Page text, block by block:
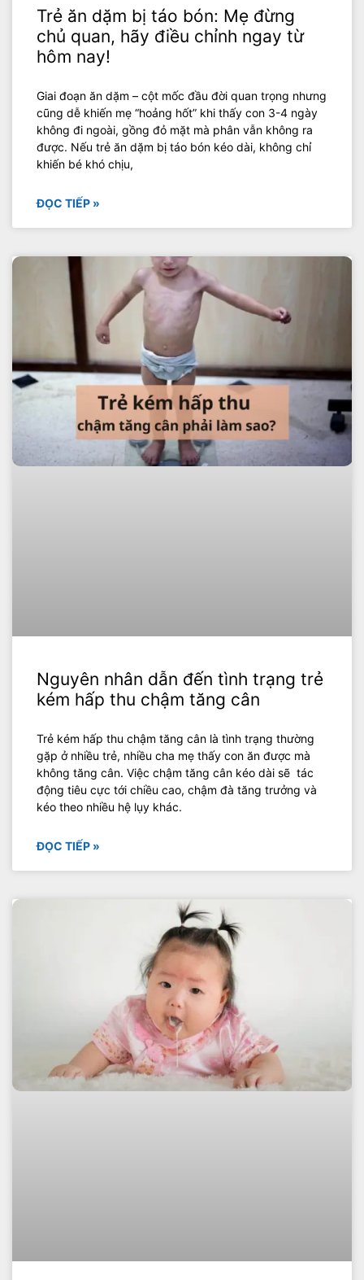
Trẻ ăn dặm bị táo bón: Mẹ đừng
chủ quan, hãy điều chỉnh ngay từ
hôm nay!
Giai đoạn ăn dặm – cột mốc đầu đời quan trọng nhưng
cũng dễ khiến mẹ “hoảng hốt” khi thấy con 3-4 ngày
không đi ngoài, gồng đỏ mặt mà phân vẫn không ra
được. Nếu trẻ ăn dặm bị táo bón kéo dài, không chỉ
khiến bé khó chịu,
ĐỌC TIẾP »
Nguyên nhân dẫn đến tình trạng trẻ
kém hấp thu chậm tăng cân
Trẻ kém hấp thu chậm tăng cân là tình trạng thường
gặp ở nhiều trẻ, nhiều cha mẹ thấy con ăn được mà
không tăng cân. Việc chậm tăng cân kéo dài sẽ tác
động tiêu cực tới chiều cao, chậm đà tăng trưởng và
kéo theo nhiều hệ lụy khác.
ĐỌC TIẾP »